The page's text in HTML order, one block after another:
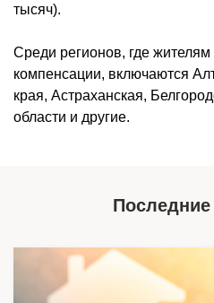
тысяч).
Среди регионов, где
компенсации, включаются
края, Астраханская,
области и другие.
Последние